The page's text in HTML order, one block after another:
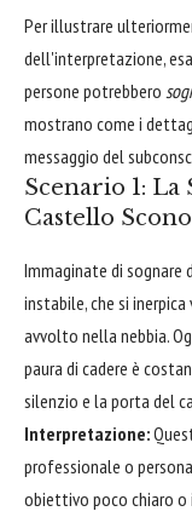
Per illustrare
dell'interpretazione,
persone potrebbero
mostrano come i
messaggio del
Scenario 1: La
Castello
Immaginate di sognare
instabile, che si
avvolto nella nebbia.
paura di cadere è
silenzio e la porta del
Interpretazione:
professionale o
obiettivo poco chiaro